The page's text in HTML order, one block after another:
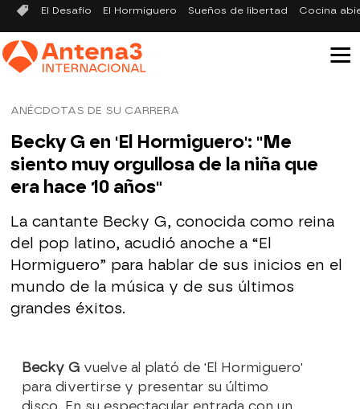
El Desafío El Hormiguero Sueños de libertad Cocina
ANÉCDOTAS DE SU CARRERA
Becky G en 'El Hormiguero': "Me
siento muy orgullosa de la niña que
era hace 10 años"
La cantante Becky G, conocida como reina
del pop latino, acudió anoche a “El
Hormiguero” para hablar de sus inicios en el
mundo de la música y de sus últimos
grandes éxitos.
Becky G vuelve al plató de 'El Hormiguero'
para divertirse y presentar su último